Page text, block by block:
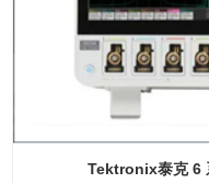
Tektronix泰克 6